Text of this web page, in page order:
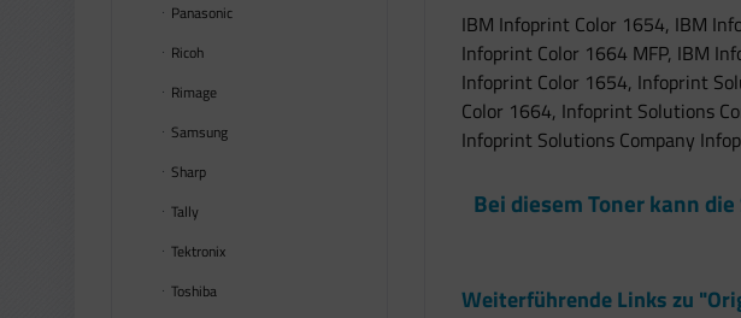
Panasonic
Ricoh
Rimage
Samsung
Sharp
Tally
Tektronix
Toshiba
IBM Infoprint Color 1654, IBM
Infoprint Color 1664 MFP, IBM
Infoprint Color 1654, Infoprint
Color 1664, Infoprint Solutions
Infoprint Solutions Company
Bei diesem Toner kann
Weiterführende Links zu